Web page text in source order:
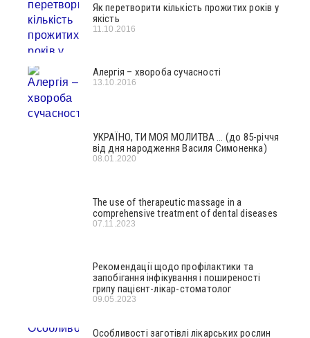
Як перетворити кількість прожитих років у
якість
11.10.2016
Алергія – хвороба сучасності
13.10.2016
УКРАЇНО, ТИ МОЯ МОЛИТВА … (до 85-річчя
від дня народження Василя Симоненка)
08.01.2020
The use of therapeutic massage in a
comprehensive treatment of dental diseases
07.11.2023
Рекомендації щодо профілактики та
запобігання інфікування і поширеності
грипу пацієнт-лікар-стоматолог
09.05.2023
Особливості заготівлі лікарських рослин